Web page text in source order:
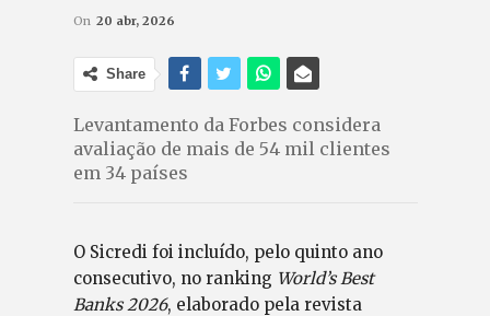
On 20 abr, 2026
Share
Levantamento da Forbes considera
avaliação de mais de 54 mil clientes
em 34 países
O Sicredi foi incluído, pelo quinto ano
consecutivo, no ranking World’s Best
Banks 2026, elaborado pela revista